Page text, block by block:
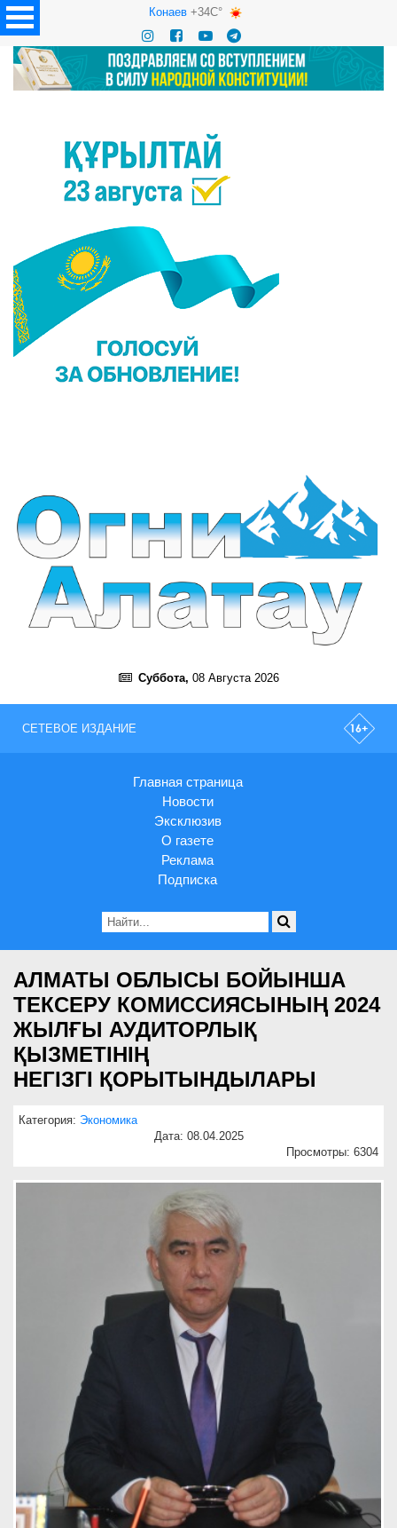
Конаев+34C°
Суббота, 08 Августа 2026
СЕТЕВОЕ ИЗДАНИЕ
Главная страница
Новости
Эксклюзив
О газете
Реклама
Подписка
АЛМАТЫ ОБЛЫСЫ БОЙЫНША
ТЕКСЕРУ КОМИССИЯСЫНЫҢ 2024
ЖЫЛҒЫ АУДИТОРЛЫҚ
ҚЫЗМЕТІНІҢ
НЕГІЗГІ ҚОРЫТЫНДЫЛАРЫ
Категория: Экономика
Дата: 08.04.2025
Просмотры: 6304